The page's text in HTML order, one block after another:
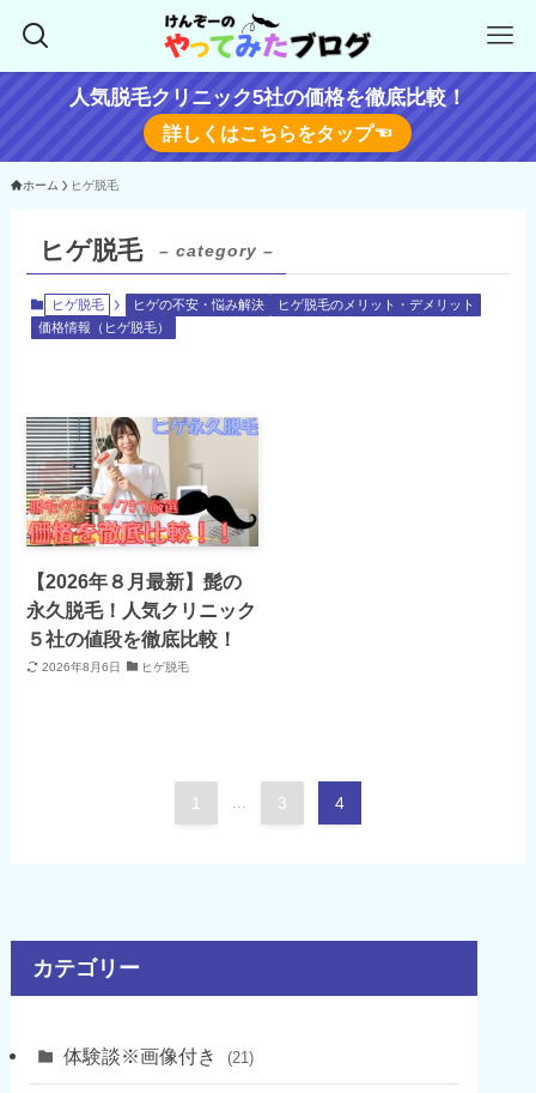
人気脱毛クリニック5社の価格を徹底比較！
詳しくはこちらをタップ☜
ホーム ヒゲ脱毛
ヒゲ脱毛 – category –
ヒゲ脱毛 ヒゲの不安・悩み解決
ヒゲ脱毛のメリット・デメリット
価格情報（ヒゲ脱毛）
【2026年８月最新】髭の
永久脱毛！人気クリニック
５社の値段を徹底比較！
2026年8月6日 ヒゲ脱毛
1 ... 3 4
カテゴリー
体験談※画像付き (21)